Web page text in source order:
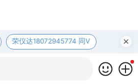
荣仪达18072945774 同V